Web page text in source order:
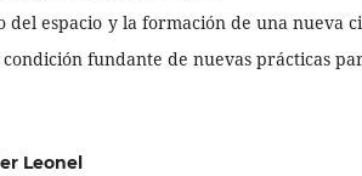
del espacio y la formación de una nueva
fundante de nuevas prácticas
Leonel